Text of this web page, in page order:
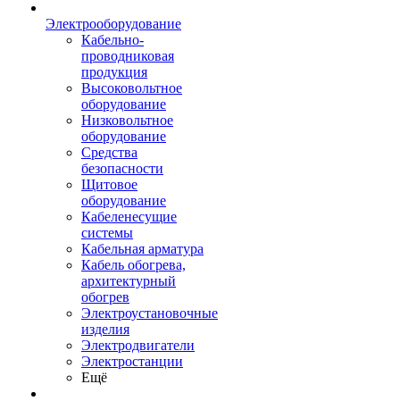
Электрооборудование
Кабельно-
проводниковая
продукция
Высоковольтное
оборудование
Низковольтное
оборудование
Средства
безопасности
Щитовое
оборудование
Кабеленесущие
системы
Кабельная арматура
Кабель обогрева,
архитектурный
обогрев
Электроустановочные
изделия
Электродвигатели
Электростанции
Ещё